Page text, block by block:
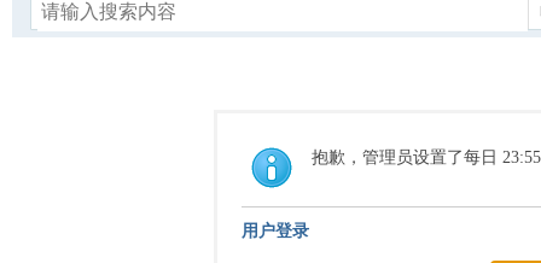
抱歉，管理员设置了每日
用户登录